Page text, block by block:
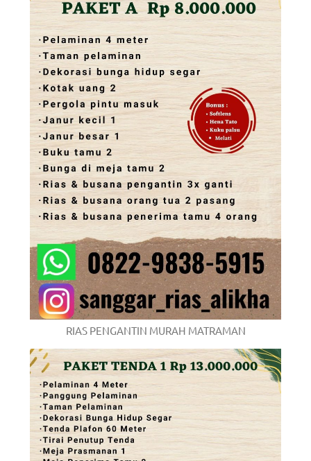
RIAS PENGANTIN MURAH MATRAMAN